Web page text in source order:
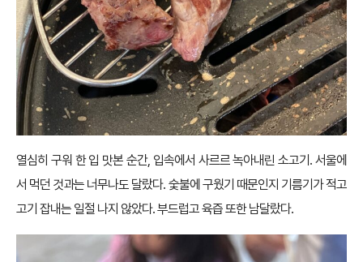
열심히 구워 한 입 맛본 순간, 입속에서 사르르 녹아내린 소고기. 서울에
서 먹던 것과는 너무나도 달랐다. 숯불에 구웠기 때문인지 기름기가 적고
고기 잡내는 일절 나지 않았다. 부드럽고 육즙 또한 남달랐다.